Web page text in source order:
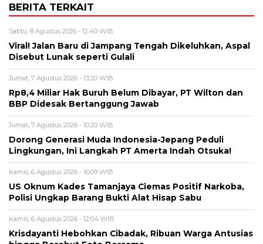
BERITA TERKAIT
Sabtu, 8 Agustus 2026 - 12:40 WIB
Viral! Jalan Baru di Jampang Tengah Dikeluhkan, Aspal
Disebut Lunak seperti Gulali
Jumat, 7 Agustus 2026 - 13:20 WIB
Rp8,4 Miliar Hak Buruh Belum Dibayar, PT Wilton dan
BBP Didesak Bertanggung Jawab
Jumat, 7 Agustus 2026 - 10:20 WIB
Dorong Generasi Muda Indonesia-Jepang Peduli
Lingkungan, Ini Langkah PT Amerta Indah Otsuka!
Kamis, 6 Agustus 2026 - 16:09 WIB
US Oknum Kades Tamanjaya Ciemas Positif Narkoba,
Polisi Ungkap Barang Bukti Alat Hisap Sabu
Kamis, 6 Agustus 2026 - 12:04 WIB
Krisdayanti Hebohkan Cibadak, Ribuan Warga Antusias